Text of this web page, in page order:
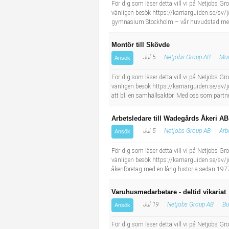
Kropps- och skönhetsvård
Naturvetenskapligt arbete
Sanering och renhållning
Behandlingsassistent/Socialpedagog
Tidningsbud/Tidningsdistributör
Taxiförare/Taxichaufför
Läkarsekreterare/Vårdadmin/Medicinsk sekreterare
För dig som läser detta vill vi på Netjobs
vänligen besök https://karriarguiden.se/sv/
gymnasium Stockholm – vår huvudstad
Montör till Skövde
Ansök Jul 5 Netjobs Group AB
För dig som läser detta vill vi på Netjobs
vänligen besök https://karriarguiden.se/sv/
att bli en samhällsaktör. Med oss som
Arbetsledare till Wadegårds Åkeri
Ansök Jul 5 Netjobs Group AB
För dig som läser detta vill vi på Netjobs
vänligen besök https://karriarguiden.se/sv/
åkeriföretag med en lång historia sedan
Varuhusmedarbetare - deltid vikariat
Ansök Jul 19 Netjobs Group AB
För dig som läser detta vill vi på Netjobs